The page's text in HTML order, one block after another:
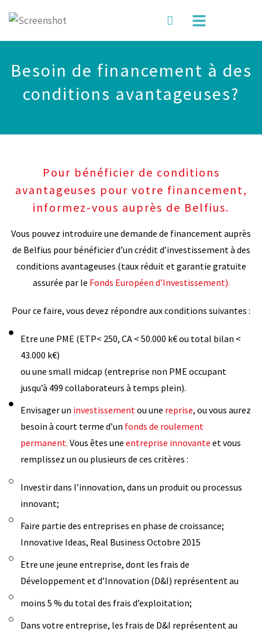
Besoin de financement à des
conditions avantageuses?
Pour bénéficier de conditions
avantageuses pour votre financement,
informez-vous auprès de Belfius.
Vous pouvez introduire une demande de financement auprès
de Belfius pour bénéficier d’un crédit d’investissement à des
conditions avantageuses (taux réduit et garantie gratuite
assurée par le Fonds Européen d’Investissement).
Pour ce faire, vous devez répondre aux conditions suivantes :
Etre une PME (ETP< 250, CA < 50.000 k€ ou total bilan <
43.000 k€)
ou une small midcap (entreprise non PME occupant
jusqu’à 499 collaborateurs à temps plein).
Envisager un investissementou une reprise, ou vous aurez
besoin à court terme d’un fonds de roulement
permanent. Vous êtes une entreprise innovante et vous
remplissez un ou plusieurs de ces critères :
Investir dans l’innovation, dans un produit ou processus
innovant;
Faire partie des entreprises en phase de croissance;
Innovative Ideas, Real Business Octobre 2015
Etre une jeune entreprise, dont les frais de
Développement et d’Innovation (D&I) représentent au
moins 5 % du total des frais d’exploitation;
Dans votre entreprise, les frais de D&I représentent au